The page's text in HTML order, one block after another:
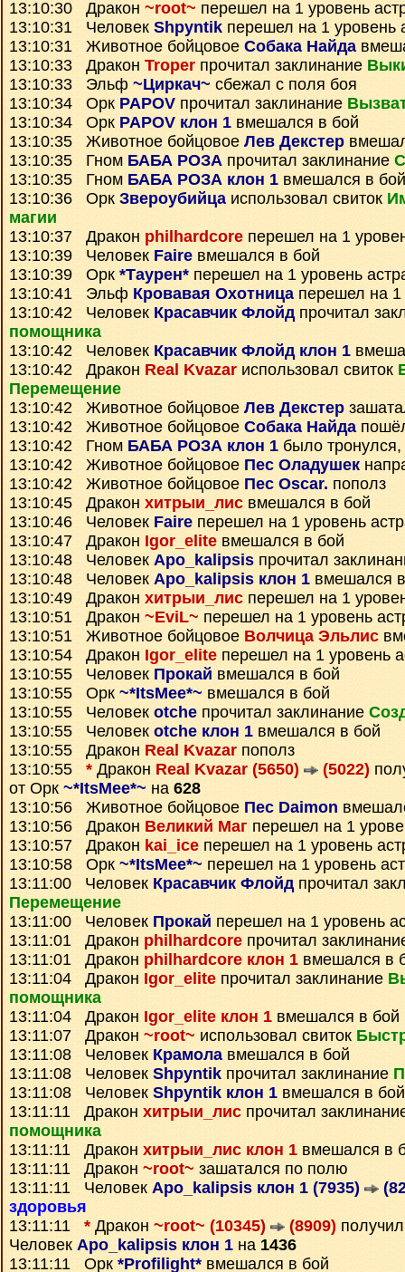
13:10:30 Дракон ~root~ перешел на 1 уровень
13:10:31 Человек Shpyntik перешел на 1 уровень
13:10:31 Животное бойцовое Собака Найда
13:10:33 Дракон Troper прочитал заклинание
13:10:33 Эльф ~Циркач~ сбежал с поля боя
13:10:34 Орк PAPOV прочитал заклинание
13:10:34 Орк PAPOV клон 1 вмешался в бой
13:10:35 Животное бойцовое Лев Декстер
13:10:35 Гном БАБА РОЗА прочитал заклинание
13:10:35 Гном БАБА РОЗА клон 1 вмешался в бой
13:10:36 Орк Звероубийцаиспользовал свиток
магии
13:10:37 Дракон philhardcore перешел на 1
13:10:39 Человек Faire вмешался в бой
13:10:39 Орк *Таурен* перешел на 1 уровень
13:10:41 Эльф Кровавая Охотницаперешел на 1
13:10:42 Человек Красавчик Флойдпрочитал
помощника
13:10:42 Человек Красавчик Флойд клон 1
13:10:42 Дракон Real Kvazar использовал свиток
Перемещение
13:10:42 Животное бойцовое Лев Декстер
13:10:42 Животное бойцовое Собака Найда
13:10:42 Гном БАБА РОЗА клон 1 было
13:10:42 Животное бойцовое Пес Оладушек
13:10:42 Животное бойцовое Пес Oscar. пополз
13:10:45 Дракон хитрыи_лис вмешался в бой
13:10:46 Человек Faire перешел на 1 уровень
13:10:47 Дракон Igor_elite вмешался в бой
13:10:48 Человек Apo_kalipsis прочитал
13:10:48 Человек Apo_kalipsis клон 1 вмешался
13:10:49 Дракон хитрыи_лис перешел на 1
13:10:51 Дракон ~EviL~ перешел на 1 уровень
13:10:51 Животное бойцовое Волчица Эльлис
13:10:54 Дракон Igor_elite перешел на 1 уровень
13:10:55 Человек Прокай вмешался в бой
13:10:55 Орк ~*ItsMee*~ вмешался в бой
13:10:55 Человек otche прочитал заклинание
13:10:55 Человек otche клон 1 вмешался в бой
13:10:55 Дракон Real Kvazar пополз
13:10:55 * Дракон Real Kvazar (5650) (5022)
от Орк ~*ItsMee*~ на 628
13:10:56 Животное бойцовое Пес Daimon
13:10:56 Дракон Великий Маг перешел на 1
13:10:57 Дракон kai_ice перешел на 1 уровень
13:10:58 Орк ~*ItsMee*~ перешел на 1 уровень
13:11:00 Человек Красавчик Флойдпрочитал
Перемещение
13:11:00 Человек Прокай перешел на 1 уровень
13:11:01 Дракон philhardcore прочитал
13:11:01 Дракон philhardcore клон 1 вмешался в
13:11:04 Дракон Igor_elite прочитал заклинание
помощника
13:11:04 Дракон Igor_elite клон 1 вмешался в бой
13:11:07 Дракон ~root~ использовал свиток
13:11:08 Человек Крамолавмешался в бой
13:11:08 Человек Shpyntik прочитал заклинание
13:11:08 Человек Shpyntik клон 1 вмешался в бой
13:11:11 Дракон хитрыи_лис прочитал
помощника
13:11:11 Дракон хитрыи_лис клон 1 вмешался в
13:11:11 Дракон ~root~ зашатался по полю
13:11:11 Человек Apo_kalipsis клон 1 (7935)
здоровья
13:11:11 * Дракон ~root~ (10345) (8909)
Человек Apo_kalipsis клон 1 на 1436
13:11:11 Орк *Profilight* вмешался в бой